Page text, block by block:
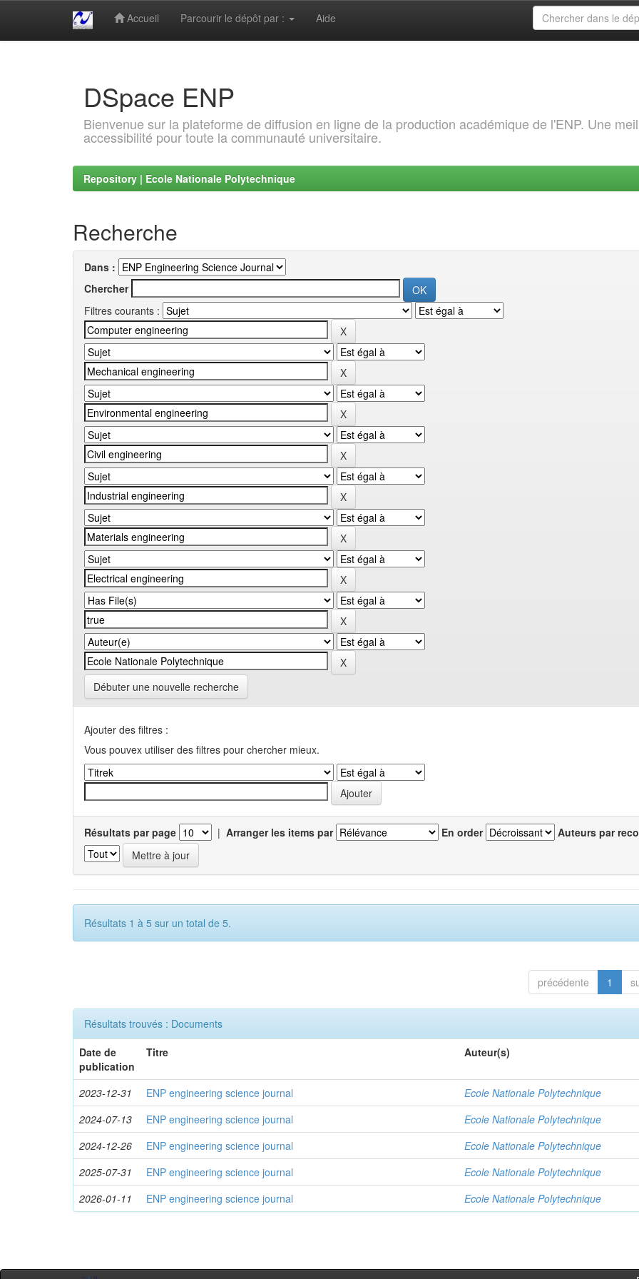
Accueil Parcourir le dépôt par : Aide
DSpace ENP
Bienvenue sur la plateforme de diffusion en ligne de la production académique de l'ENP. Une
accessibilité pour toute la communauté universitaire.
Repository | Ecole Nationale Polytechnique
Recherche
Dans :
Chercher
Filtres courants :
Débuter une nouvelle recherche
Ajouter des filtres :
Vous pouvex utiliser des filtres pour chercher mieux.
Résultats par page | Arranger les items par En order Auteurs par
Résultats 1 à 5 sur un total de 5.
précédente 1
Résultats trouvés : Documents
Date de
publication
Titre Auteur(s)
2023-12-31 ENP engineering science journal
Ecole Nationale Polytechnique
2024-07-13
ENP engineering science journal
Ecole Nationale Polytechnique
2024-12-26
ENP engineering science journal
Ecole Nationale Polytechnique
2025-07-31
ENP engineering science journal
Ecole Nationale Polytechnique
2026-01-11
ENP engineering science journal Ecole Nationale Polytechnique